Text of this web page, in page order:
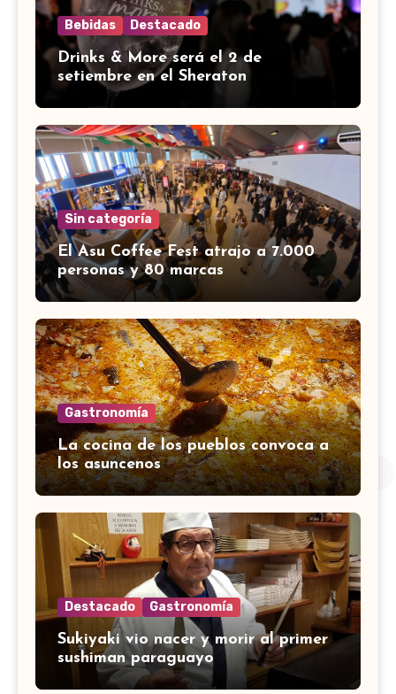
Bebidas Destacado
Drinks & More será el 2 de
setiembre en el Sheraton
Sin categoría
El Asu Coffee Fest atrajo a 7.000
personas y 80 marcas
Gastronomía
La cocina de los pueblos convoca a
los asuncenos
Destacado Gastronomía
Sukiyaki vio nacer y morir al primer
sushiman paraguayo